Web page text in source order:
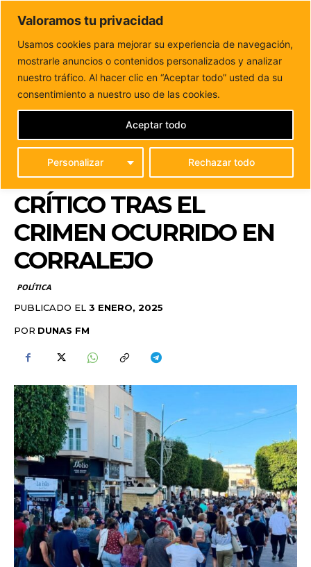
Valoramos tu privacidad
Usamos cookies para mejorar su experiencia de navegación,
mostrarle anuncios o contenidos personalizados y analizar
nuestro tráfico. Al hacer clic en “Aceptar todo” usted da su
consentimiento a nuestro uso de las cookies.
Personalizar Rechazar todo
Aceptar todo
DUNAS FM
Tu informacion de forma cercana
Inicio POLÍTICA
Desde NC-FAC opinan que la inseguridad
en Fuerteventura alcanza un punto crítico...
DESDE NC-FAC OPINAN
QUE LA INSEGURIDAD
EN FUERTEVENTURA
ALCANZA UN PUNTO
CRÍTICO TRAS EL
CRIMEN OCURRIDO EN
CORRALEJO
POLÍTICA
PUBLICADO EL 3 ENERO, 2025
POR DUNAS FM